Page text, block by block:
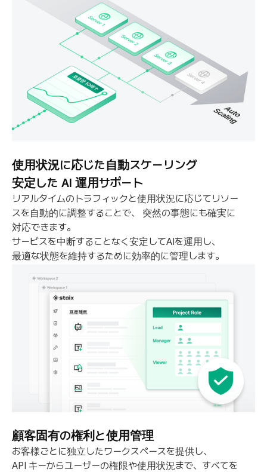
使用状況に応じた自動スケーリング
安定した AI 運用サポート
リアルタイムのトラフィックと使用状況に応じてリソー
スを自動的に調整することで、
突然の事態にも確実に
対応できます。
サービスを中断することなく安定してAIを運用し、
最適な状態を維持するために効率的に管理します。
顧客固有の権利と使用管理
お客様ごとに独立したワークスペースを提供し、
API キーからユーザーの権限や使用状況まで、すべてを